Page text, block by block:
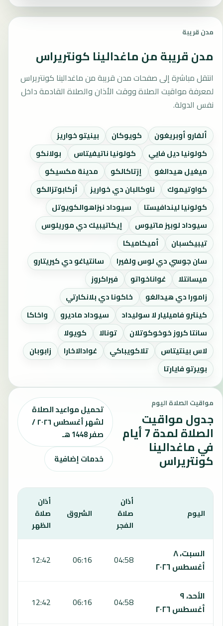
مدن قريبة
مدن قريبة من ماغدالينا كونتريراس
انتقل مباشرة إلى صفحات مدن قريبة من ماغدالينا كونتريراس
لمعرفة مواقيت الصلاة ووقت الأذان والصلاة القادمة داخل
نفس الدولة.
ألفارو أوبريغون كويوكان
بينيتو خواريز
كولونيا ديل فايي
كولونيا ناتيفيتاس
بولانكو
ميغيل هيدالغو
إزتاكالكو
مدينة مكسيكو
كواوتيموك
ناوكالبان دي خواريز
أزكابوتزالكو
كولونيا ليندافيستا
سيوداد نيزاهوالكويوتل
سيوداد لوبيز ماتيوس
إيكاتيبيك دي موريلوس
تيبيكسبان
أميكاميكا
سان جوسي دي لوس ولفيرا
سانتياغو دي كيريتارو
ميسانتلا
غواناخواتو
فيراكروز
زامورا دي هيدالغو
خاكونا دي بلانكارتي
كينترو فاميليار لا سوليداد
سيوداد ماديرو
واخاكا
سانتا كروز خوخوكوتلان
تونالا
كويولا
لاس بينتيتاس
تلاكويباكي غوادالاخارا
زابوبان
بويرتو فايارتا
مواقيت الصلاة اليوم
جدول مواقيت
الصلاة لمدة 7 أيام
في ماغدالينا
كونتريراس
تحميل مواعيد الصلاة
لشهر أغسطس ٢٠٢٦ /
صفر 1448 هـ
خدمات إضافية
اليوم
أذان
صلاة
الفجر
الشروق
أذان
صلاة
الظهر
السبت، ٨
أغسطس ٢٠٢٦
04:58
06:16
12:42
الأحد، ٩
أغسطس ٢٠٢٦
04:58
06:16
12:42